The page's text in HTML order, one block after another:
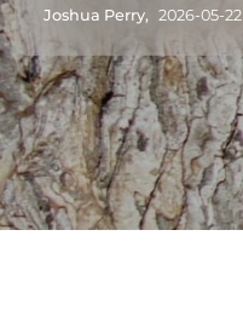
Joshua Perry, 2026-05-22